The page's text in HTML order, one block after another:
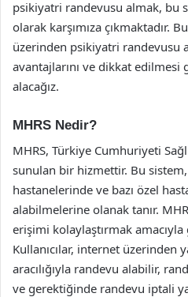
psikiyatri randevusu almak, bu
olarak karşımıza çıkmaktadır.
üzerinden psikiyatri randevusu
avantajlarını ve dikkat edilmesi
alacağız.
MHRS Nedir?
MHRS, Türkiye Cumhuriyeti
sunulan bir hizmettir. Bu
hastanelerinde ve bazı özel
alabilmelerine olanak tanır.
erişimi kolaylaştırmak
Kullanıcılar, internet üzerinden
aracılığıyla randevu alabilir,
ve gerektiğinde randevu iptali